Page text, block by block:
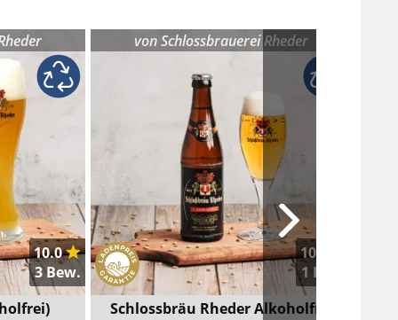
10.0
3 Bew.
vonSchlossbrauerei Rheder
10.0
1 Bew.
Schlossbräu Rheder Alkoholfrei